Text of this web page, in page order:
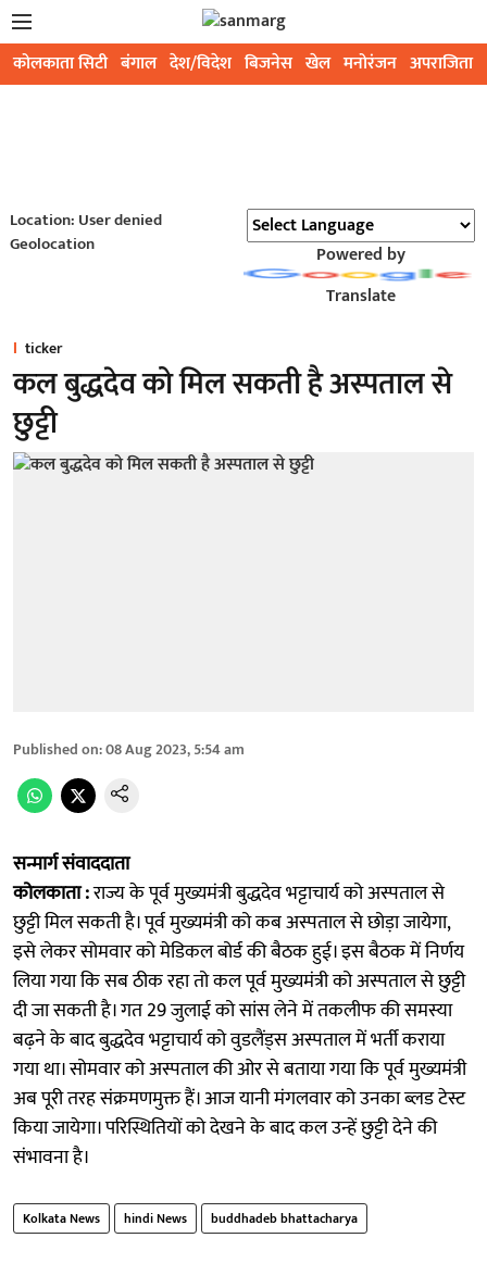
कोलकाता सिटी बंगाल देश/विदेश बिजनेस खेल मनोरंजन अपराजिता
Location: User denied
Geolocation
Powered by
Translate
ticker
कल बुद्धदेव को मिल सकती है अस्पताल से
छुट्टी
Published on:08 Aug 2023, 5:54 am
सन्मार्ग संवाददाता
कोलकाता :राज्य के पूर्व मुख्यमंत्री बुद्धदेव भट्टाचार्य को अस्पताल से
छुट्टी मिल सकती है। पूर्व मुख्यमंत्री को कब अस्पताल से छोड़ा जायेगा,
इसे लेकर सोमवार को मेडिकल बोर्ड की बैठक हुई। इस बैठक में निर्णय
लिया गया ​कि सब ठीक रहा तो कल पूर्व मुख्यमंत्री को अस्पताल से छुट्टी
दी जा सकती है। गत 29 जुलाई को सांस लेने में तकलीफ की समस्या
बढ़ने के बाद बुद्धदेव भट्टाचार्य को वुडलैंड्स अस्पताल में भर्ती कराया
गया था। सोमवार को अस्पताल की ओर से बताया गया कि पूर्व मुख्यमंत्री
अब पूरी तरह संक्रमणमुक्त हैं। आज यानी मंगलवार को उनका ब्लड टेस्ट
किया जायेगा। परिस्थितियों को देखने के बाद कल उन्हें छुट्टी देने की
संभावना है।
Kolkata News hindi News buddhadeb bhattacharya